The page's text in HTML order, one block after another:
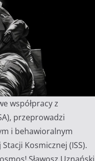
współpracy z
przeprowadzi
i behawioralnym
Kosmicznej (ISS).